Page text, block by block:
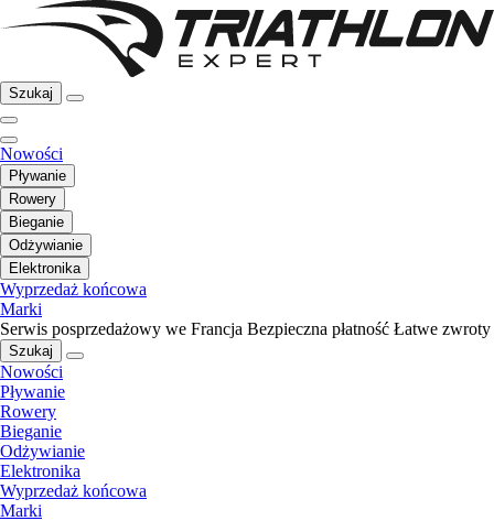
Szukaj
Nowości
Pływanie
Rowery
Bieganie
Odżywianie
Elektronika
Wyprzedaż końcowa
Marki
Serwis posprzedażowy we Francja Bezpieczna płatność Łatwe zwroty
Szukaj
Nowości
Pływanie
Rowery
Bieganie
Odżywianie
Elektronika
Wyprzedaż końcowa
Marki